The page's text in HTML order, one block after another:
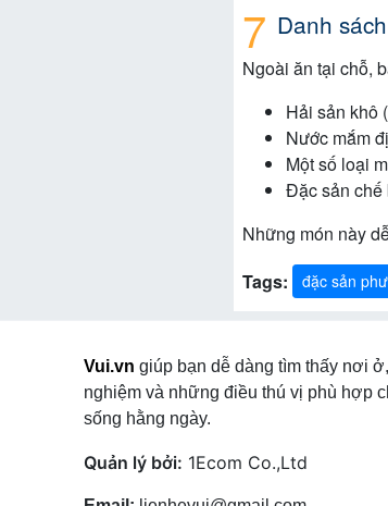
Danh
Ngoài ăn tại chỗ,
Hải sản khô
Nước mắm
Một số loại
Đặc sản chế
Những món này
Tags:
đặc sản
Vui.vn giúp bạn dễ dàng tìm thấy nơi
nghiệm và những điều thú vị phù hợp
sống hằng ngày.
Quản lý bởi: 1Ecom Co.,Ltd